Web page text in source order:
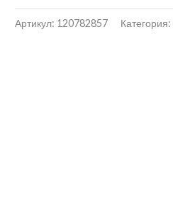
Артикул: 120782857 Категория: